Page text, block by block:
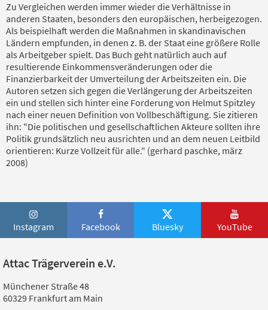
Zu Vergleichen werden immer wieder die Verhältnisse in
anderen Staaten, besonders den europäischen, herbeigezogen.
Als beispielhaft werden die Maßnahmen in skandinavischen
Ländern empfunden, in denen z. B. der Staat eine größere Rolle
als Arbeitgeber spielt. Das Buch geht natürlich auch auf
resultierende Einkommensveränderungen oder die
Finanzierbarkeit der Umverteilung der Arbeitszeiten ein. Die
Autoren setzen sich gegen die Verlängerung der Arbeitszeiten
ein und stellen sich hinter eine Forderung von Helmut Spitzley
nach einer neuen Definition von Vollbeschäftigung. Sie zitieren
ihn: "Die politischen und gesellschaftlichen Akteure sollten ihre
Politik grundsätzlich neu ausrichten und an dem neuen Leitbild
orientieren: Kurze Vollzeit für alle." (gerhard paschke, märz
2008)
Instagram Facebook Bluesky YouTube
Attac Trägerverein e.V.
Münchener Straße 48
60329 Frankfurt am Main